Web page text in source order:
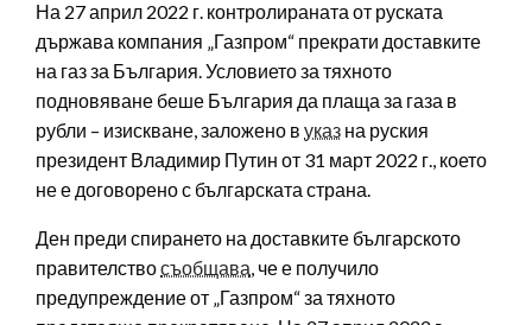
На 27 април 2022 г. контролираната от руската
държава компания „Газпром“ прекрати доставките
на газ за България. Условието за тяхното
подновяване беше България да плаща за газа в
рубли – изискване, заложено в указ на руския
президент Владимир Путин от 31 март 2022 г., което
не е договорено с българската страна.
Ден преди спирането на доставките българското
правителствосъобщава, че е получило
предупреждение от „Газпром“ за тяхното